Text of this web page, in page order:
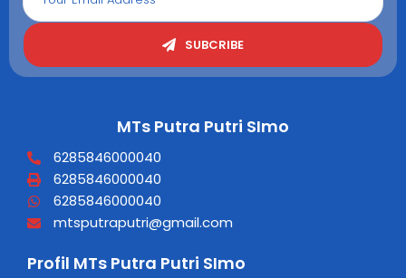
SUBCRIBE
MTs Putra Putri SImo
6285846000040
6285846000040
6285846000040
mtsputraputri@gmail.com
Profil MTs Putra Putri SImo